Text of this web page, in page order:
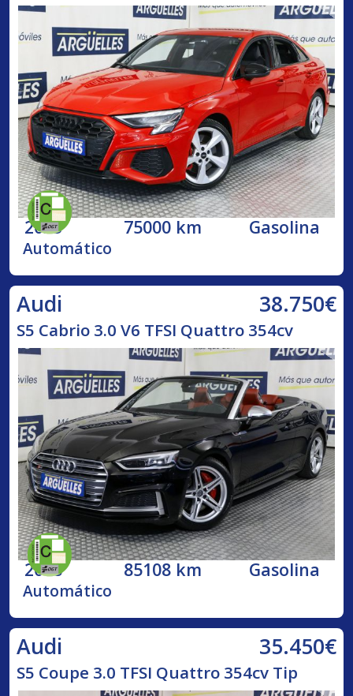
2023 75000 km Gasolina
Automático
Audi 38.750€
S5 Cabrio 3.0 V6 TFSI Quattro 354cv
2018 85108 km Gasolina
Automático
Audi 35.450€
S5 Coupe 3.0 TFSI Quattro 354cv Tip